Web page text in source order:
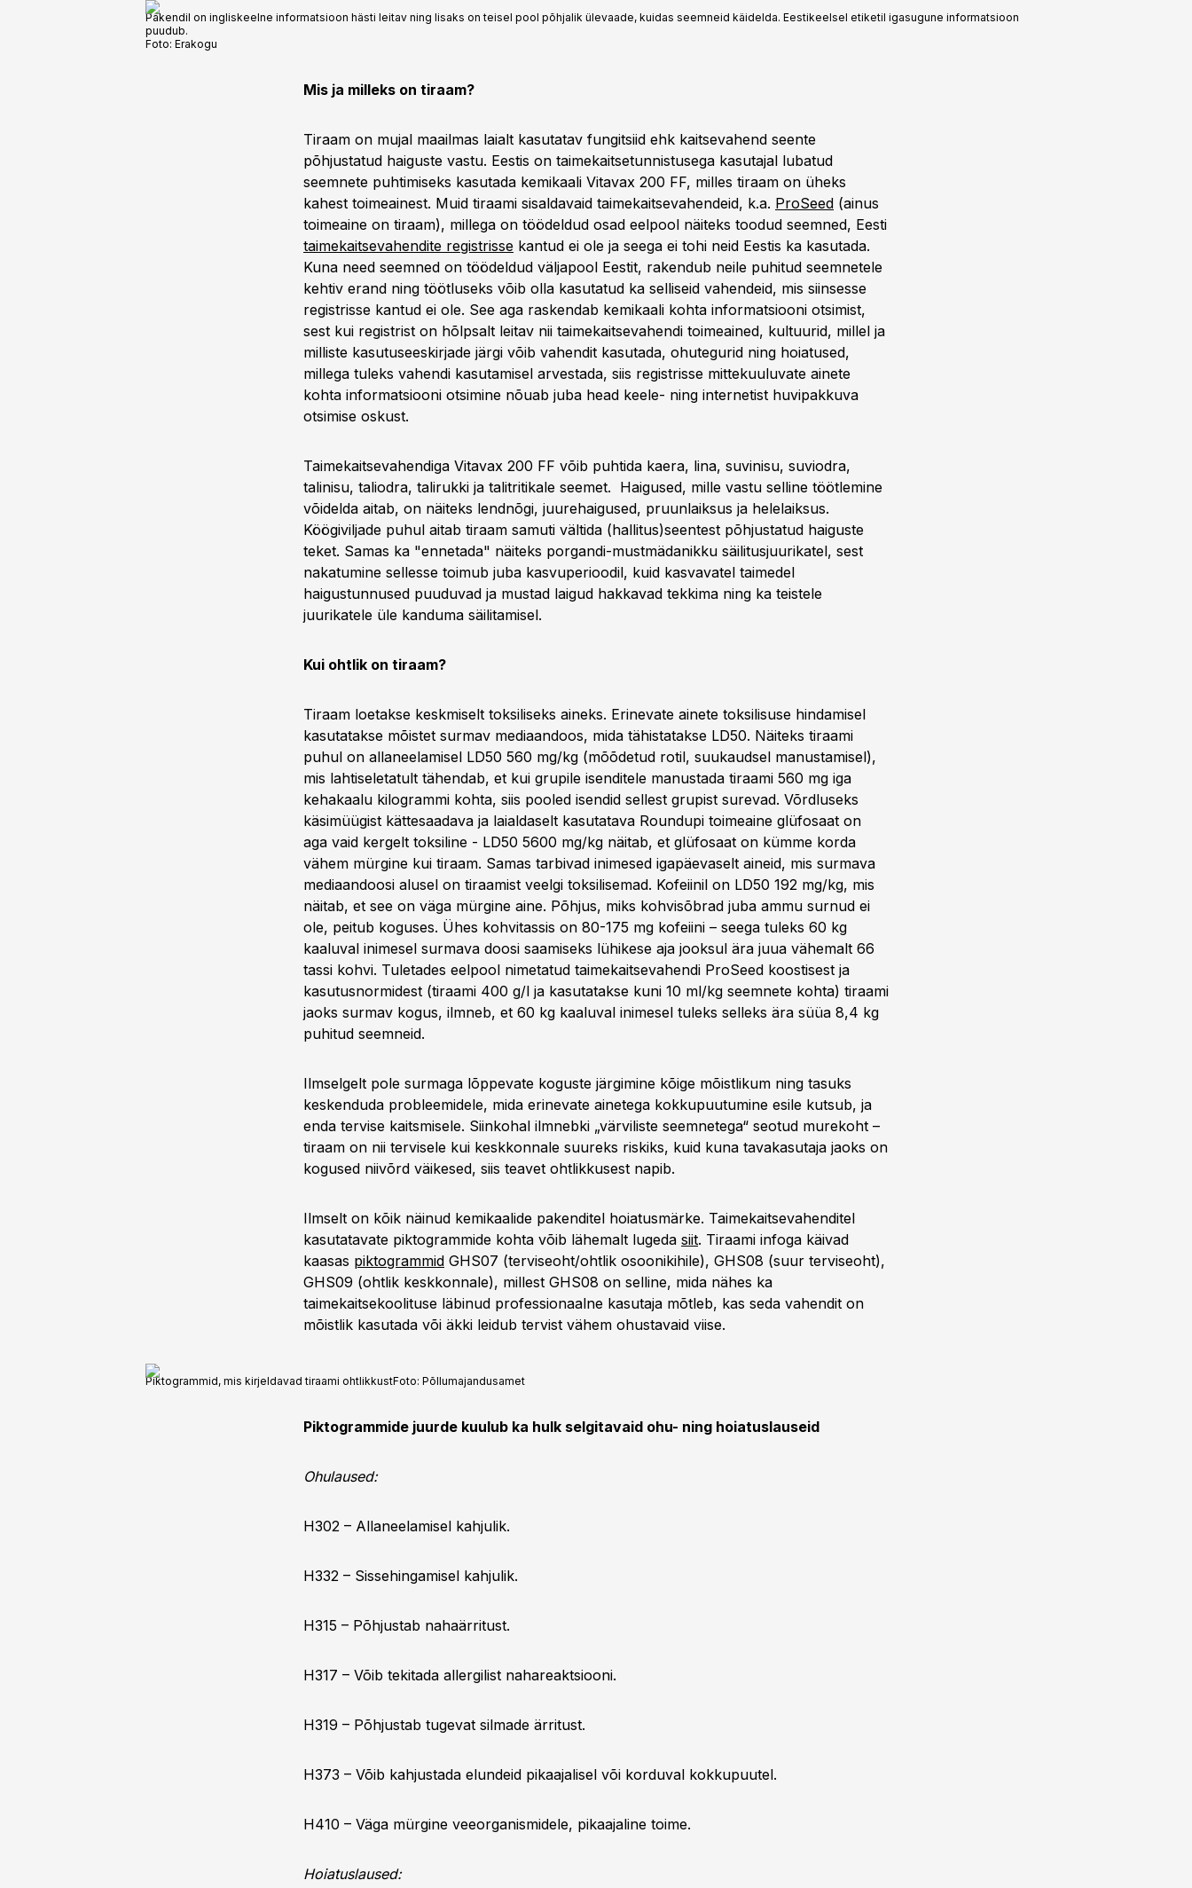
Pakendil on ingliskeelne informatsioon hästi leitav ning lisaks on teisel pool põhjalik ülevaade, kuidas seemneid käidelda. Eestikeelsel etiketil igasugune informatsioon
puudub.
Foto: Erakogu
Mis ja milleks on tiraam?
Tiraam on mujal maailmas laialt kasutatav fungitsiid ehk kaitsevahend seente
põhjustatud haiguste vastu. Eestis on taimekaitsetunnistusega kasutajal lubatud
seemnete puhtimiseks kasutada kemikaali Vitavax 200 FF, milles tiraam on üheks
kahest toimeainest. Muid tiraami sisaldavaid taimekaitsevahendeid, k.a. ProSeed (ainus
toimeaine on tiraam), millega on töödeldud osad eelpool näiteks toodud seemned, Eesti
taimekaitsevahendite registrisse kantud ei ole ja seega ei tohi neid Eestis ka kasutada.
Kuna need seemned on töödeldud väljapool Eestit, rakendub neile puhitud seemnetele
kehtiv erand ning töötluseks võib olla kasutatud ka selliseid vahendeid, mis siinsesse
registrisse kantud ei ole. See aga raskendab kemikaali kohta informatsiooni otsimist,
sest kui registrist on hõlpsalt leitav nii taimekaitsevahendi toimeained, kultuurid, millel ja
milliste kasutuseeskirjade järgi võib vahendit kasutada, ohutegurid ning hoiatused,
millega tuleks vahendi kasutamisel arvestada, siis registrisse mittekuuluvate ainete
kohta informatsiooni otsimine nõuab juba head keele- ning internetist huvipakkuva
otsimise oskust.
Taimekaitsevahendiga Vitavax 200 FF võib puhtida kaera, lina, suvinisu, suviodra,
talinisu, taliodra, talirukki ja talitritikale seemet. Haigused, mille vastu selline töötlemine
võidelda aitab, on näiteks lendnõgi, juurehaigused, pruunlaiksus ja helelaiksus.
Köögiviljade puhul aitab tiraam samuti vältida (hallitus)seentest põhjustatud haiguste
teket. Samas ka "ennetada" näiteks porgandi-mustmädanikku säilitusjuurikatel, sest
nakatumine sellesse toimub juba kasvuperioodil, kuid kasvavatel taimedel
haigustunnused puuduvad ja mustad laigud hakkavad tekkima ning ka teistele
juurikatele üle kanduma säilitamisel.
Kui ohtlik on tiraam?
Tiraam loetakse keskmiselt toksiliseks aineks. Erinevate ainete toksilisuse hindamisel
kasutatakse mõistet surmav mediaandoos, mida tähistatakse LD50. Näiteks tiraami
puhul on allaneelamisel LD50 560 mg/kg (mõõdetud rotil, suukaudsel manustamisel),
mis lahtiseletatult tähendab, et kui grupile isenditele manustada tiraami 560 mg iga
kehakaalu kilogrammi kohta, siis pooled isendid sellest grupist surevad. Võrdluseks
käsimüügist kättesaadava ja laialdaselt kasutatava Roundupi toimeaine glüfosaat on
aga vaid kergelt toksiline - LD50 5600 mg/kg näitab, et glüfosaat on kümme korda
vähem mürgine kui tiraam. Samas tarbivad inimesed igapäevaselt aineid, mis surmava
mediaandoosi alusel on tiraamist veelgi toksilisemad. Kofeiinil on LD50 192 mg/kg, mis
näitab, et see on väga mürgine aine. Põhjus, miks kohvisõbrad juba ammu surnud ei
ole, peitub koguses. Ühes kohvitassis on 80-175 mg kofeiini – seega tuleks 60 kg
kaaluval inimesel surmava doosi saamiseks lühikese aja jooksul ära juua vähemalt 66
tassi kohvi. Tuletades eelpool nimetatud taimekaitsevahendi ProSeed koostisest ja
kasutusnormidest (tiraami 400 g/l ja kasutatakse kuni 10 ml/kg seemnete kohta) tiraami
jaoks surmav kogus, ilmneb, et 60 kg kaaluval inimesel tuleks selleks ära süüa 8,4 kg
puhitud seemneid.
Ilmselgelt pole surmaga lõppevate koguste järgimine kõige mõistlikum ning tasuks
keskenduda probleemidele, mida erinevate ainetega kokkupuutumine esile kutsub, ja
enda tervise kaitsmisele. Siinkohal ilmnebki „värviliste seemnetega“ seotud murekoht –
tiraam on nii tervisele kui keskkonnale suureks riskiks, kuid kuna tavakasutaja jaoks on
kogused niivõrd väikesed, siis teavet ohtlikkusest napib.
Ilmselt on kõik näinud kemikaalide pakenditel hoiatusmärke. Taimekaitsevahenditel
kasutatavate piktogrammide kohta võib lähemalt lugeda siit. Tiraami infoga käivad
kaasas piktogrammid GHS07 (terviseoht/ohtlik osoonikihile), GHS08 (suur terviseoht),
GHS09 (ohtlik keskkonnale), millest GHS08 on selline, mida nähes ka
taimekaitsekoolituse läbinud professionaalne kasutaja mõtleb, kas seda vahendit on
mõistlik kasutada või äkki leidub tervist vähem ohustavaid viise.
Piktogrammid, mis kirjeldavad tiraami ohtlikkustFoto: Põllumajandusamet
Piktogrammide juurde kuulub ka hulk selgitavaid ohu- ning hoiatuslauseid
Ohulaused:
H302 – Allaneelamisel kahjulik.
H332 – Sissehingamisel kahjulik.
H315 – Põhjustab nahaärritust.
H317 – Võib tekitada allergilist nahareaktsiooni.
H319 – Põhjustab tugevat silmade ärritust.
H373 – Võib kahjustada elundeid pikaajalisel või korduval kokkupuutel.
H410 – Väga mürgine veeorganismidele, pikaajaline toime.
Hoiatuslaused: